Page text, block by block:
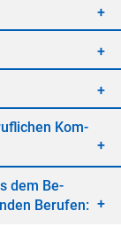
Kom­
dem Be­
Be­ru­fen: